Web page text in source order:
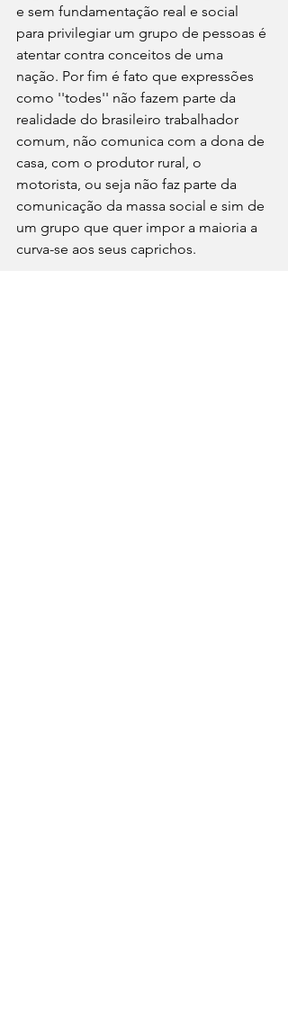
e sem fundamentação real e social
para privilegiar um grupo de pessoas é
atentar contra conceitos de uma
nação. Por fim é fato que expressões
como ''todes'' não fazem parte da
realidade do brasileiro trabalhador
comum, não comunica com a dona de
casa, com o produtor rural, o
motorista, ou seja não faz parte da
comunicação da massa social e sim de
um grupo que quer impor a maioria a
curva-se aos seus caprichos.